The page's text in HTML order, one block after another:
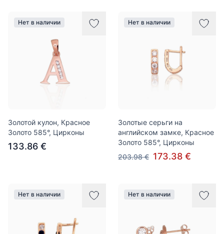
Нет в наличии
Золотой кулон, Красное
Золото 585°, Цирконы
133.86 €
Нет в наличии
Золотые серьги на
английском замке, Красное
Золото 585°, Цирконы
203.98 € 173.38 €
Нет в наличии Нет в наличии